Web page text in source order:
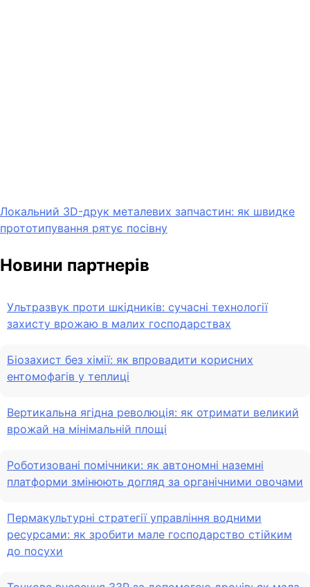
Локальний 3D-друк металевих запчастин: як швидке
прототипування рятує посівну
Новини партнерів
Ультразвук проти шкідників: сучасні технології
захисту врожаю в малих господарствах
Біозахист без хімії: як впровадити корисних
ентомофагів у теплиці
Вертикальна ягідна революція: як отримати великий
врожай на мінімальній площі
Роботизовані помічники: як автономні наземні
платформи змінюють догляд за органічними овочами
Пермакультурні стратегії управління водними
ресурсами: як зробити мале господарство стійким
до посухи